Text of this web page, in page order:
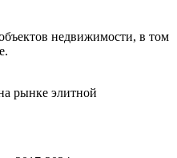
недвижимости, в том
рынке элитной